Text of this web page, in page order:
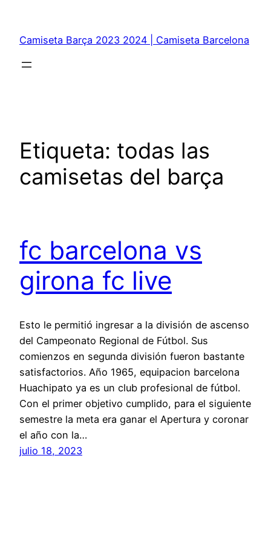
contenido
Camiseta Barça 2023 2024 | Camiseta Barcelona
Etiqueta: todas las
camisetas del barça
fc barcelona vs
girona fc live
Esto le permitió ingresar a la división de ascenso
del Campeonato Regional de Fútbol. Sus
comienzos en segunda división fueron bastante
satisfactorios. Año 1965, equipacion barcelona
Huachipato ya es un club profesional de fútbol.
Con el primer objetivo cumplido, para el siguiente
semestre la meta era ganar el Apertura y coronar
el año con la…
julio 18, 2023